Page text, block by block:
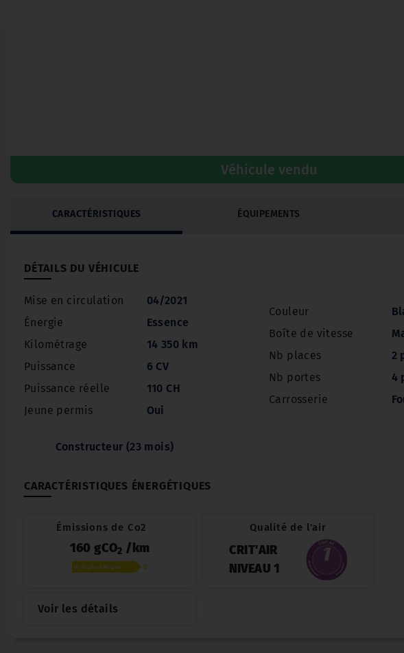
Véhicule vendu
CARACTÉRISTIQUES ÉQUIPEMENTS
DÉTAILS DU VÉHICULE
Mise en circulation
04/2021
Énergie
Essence
Kilométrage
14 350 km
Puissance
6 CV
Puissance réelle
110 CH
Jeune permis
Oui
Couleur
Boîte de vitesse
Nb places
2
Nb portes
4
Carrosserie
Constructeur (23 mois)
CARACTÉRISTIQUES ÉNERGÉTIQUES
Émissions de Co2
160 gCO2 /km
Qualité de l'air
CRIT'AIR
NIVEAU 1
Voir les détails